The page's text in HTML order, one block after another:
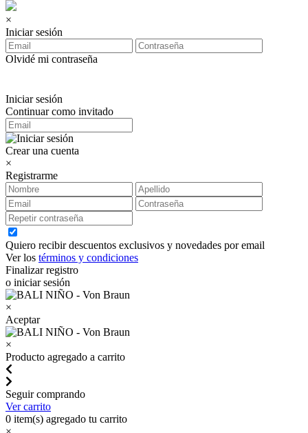
×
Iniciar sesión
Olvidé mi contraseña
Iniciar sesión
Continuar como invitado
Crear una cuenta
×
Registrarme
Quiero recibir descuentos exclusivos y novedades por email
Ver los términos y condiciones
Finalizar registro
o iniciar sesión
×
Aceptar
×
Producto agregado a carrito
Seguir comprando
Ver carrito
0 item(s) agregado tu carrito